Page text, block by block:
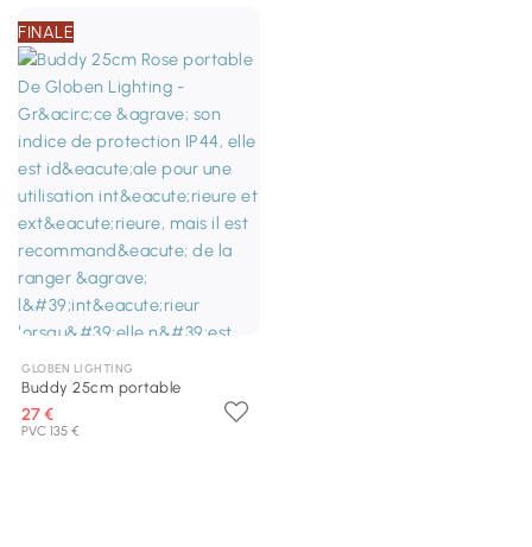
FINALE
GLOBEN LIGHTING
Buddy 25cm portable
27 €
PVC 135 €